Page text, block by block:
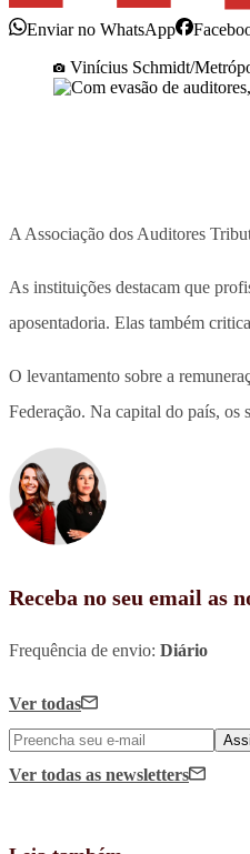
Enviar no WhatsApp
Vinícius Schmidt/
A Associação dos Auditores
As instituições destacam que
aposentadoria. Elas também
O levantamento sobre a
Federação. Na capital do país,
Receba no seu email as
Frequência de envio: Diário
Ver todas
Ver todas as newsletters